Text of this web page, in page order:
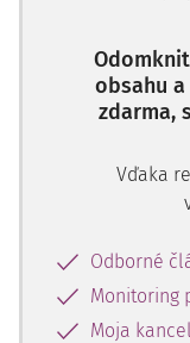
obsahu
zdarma,
Vďaka
Odborné
Monitoring
Moja